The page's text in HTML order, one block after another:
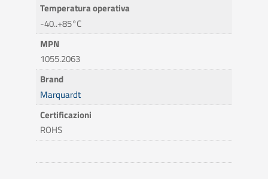
Temperatura operativa
-40..+85°C
MPN
1055.2063
Brand
Marquardt
Certificazioni
ROHS